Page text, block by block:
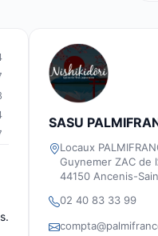
SASU
Locaux
Guynemer ZAC de
44150 Ancenis-
02 40 83 33 99